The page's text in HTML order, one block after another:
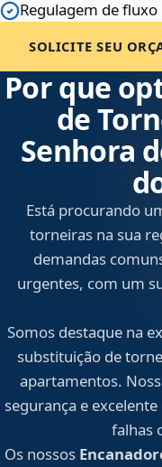
Regulagem de
SOLICITE SEU
Por que
de
Senhora
Está procurando
torneiras na sua
demandas
urgentes, com um
Somos destaque na
substituição de
apartamentos.
segurança e
falhas
Os nossos